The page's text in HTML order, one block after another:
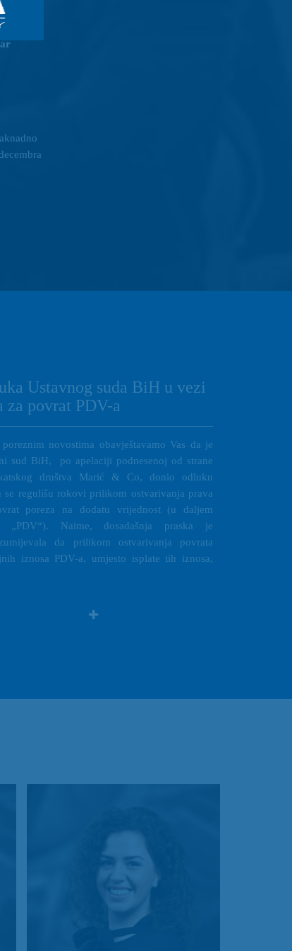
Ustavnog suda BiH u vezi
za povrat PDV-a
novostima obavještavamo Vas da je
sud BiH, po apelaciji podnesenoj od strane
društva Marić & Co, donio odluku
se regulišu rokovi prilikom ostvarivanja prava
poreza na dodatu vrijednost (u daljem
„PDV“). Naime, dosadašnja praska je
da prilikom ostvarivanja povrata
iznosa PDV-a, umjesto isplate tih iznosa,